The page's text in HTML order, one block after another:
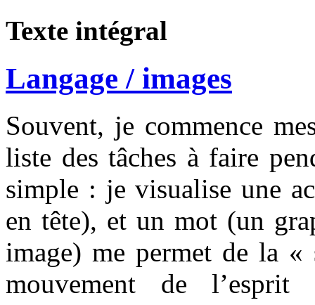
Texte intégral
Langage / images
Souvent, je commence
liste des tâches à faire
simple : je visualise une
en tête), et un mot (un
image) me permet de la
mouvement de l’esprit